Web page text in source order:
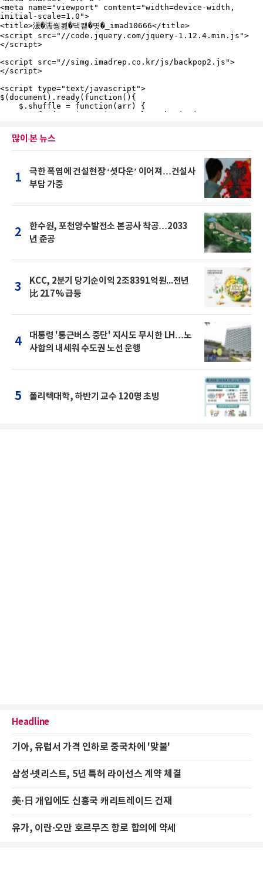
많이 본 뉴스
1
극한 폭염에 건설현장 ‘셧다운’ 이어져…건설사
부담 가중
2
한수원, 포천양수발전소 본공사 착공…2033
년 준공
3
KCC, 2분기 당기순이익 2조8391억원...전년
比 217% 급등
4
대통령 '통근버스 중단' 지시도 무시한 LH…노
사합의 내세워 수도권 노선 운행
5 폴리텍대학, 하반기 교수 120명 초빙
Headline
기아, 유럽서 가격 인하로 중국차에 '맞불'
삼성·넷리스트, 5년 특허 라이선스 계약 체결
美·日 개입에도 신흥국 캐리트레이드 건재
유가, 이란·오만 호르무즈 항로 합의에 약세